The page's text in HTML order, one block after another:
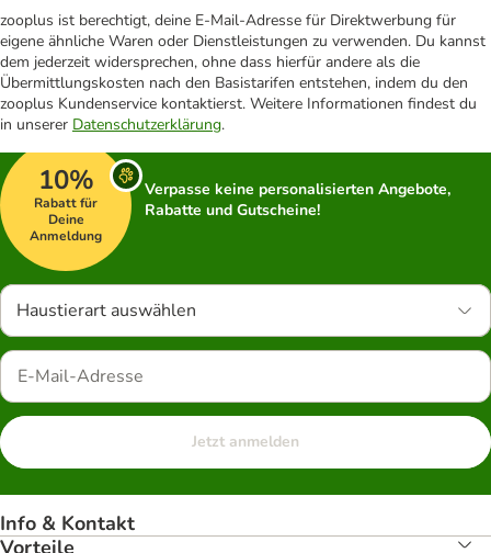
zooplus ist berechtigt, deine E-Mail-Adresse für Direktwerbung für
eigene ähnliche Waren oder Dienstleistungen zu verwenden. Du kannst
dem jederzeit widersprechen, ohne dass hierfür andere als die
Übermittlungskosten nach den Basistarifen entstehen, indem du den
zooplus Kundenservice kontaktierst. Weitere Informationen findest du
in unserer Datenschutzerklärung.
10%
Rabatt für
Deine
Anmeldung
Verpasse keine personalisierten Angebote,
Rabatte und Gutscheine!
Haustierart auswählen
Jetzt anmelden
Info & Kontakt
Vorteile